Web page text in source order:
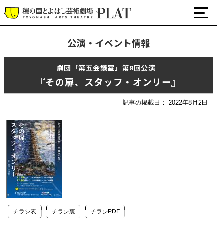
公演・イベント情報
劇団「第五会議室」第8回公演
『その扉、スタッフ・オンリー』
記事の掲載日： 2022年8月2日
チラシ表 チラシ裏 チラシPDF
最新の公演・イベント情報
演劇・ダンス・音楽など
ワークショップ・講座
イベント
プラットについて
チケット・座席表・鑑賞サポートなど
施設の利用について
関連団体・施設